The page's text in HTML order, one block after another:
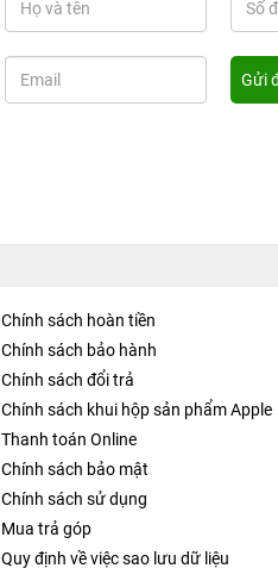
Chính sách hoàn tiền
Chính sách bảo hành
Chính sách đổi trả
Chính sách khui hộp sản phẩm Apple
Thanh toán Online
Chính sách bảo mật
Chính sách sử dụng
Mua trả góp
Quy định về việc sao lưu dữ liệu